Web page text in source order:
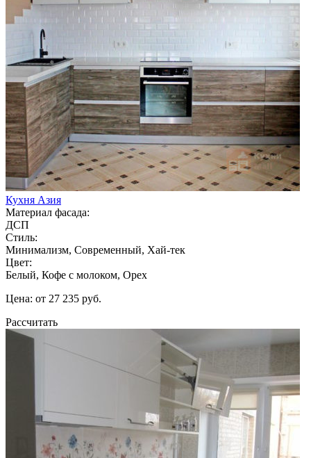
Кухня Азия
Материал фасада:
ДСП
Стиль:
Минимализм, Современный, Хай-тек
Цвет:
Белый, Кофе с молоком, Орех
Цена: от 27 235 руб.
Рассчитать